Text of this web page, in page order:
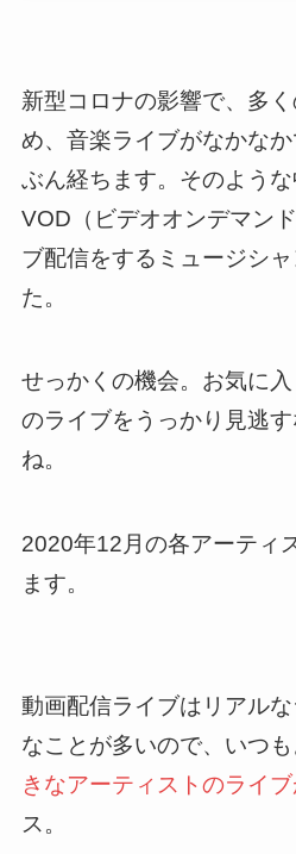
新型コロナの影響で、多
め、音楽ライブがなかな
ぶん経ちます。そのよう
VOD（ビデオオンデマン
ブ配信をするミュージシ
た。
せっかくの機会。お気に
のライブをうっかり見逃
ね。
2020年12月の各アーティ
ます。
動画配信ライブはリアル
なことが多いので、いつ
きなアーティストのライ
ス。